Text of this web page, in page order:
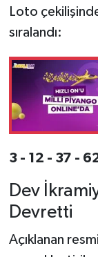
Loto
sıralandı:
3 - 12 - 37 -
Dev
Devretti
Açıklanan